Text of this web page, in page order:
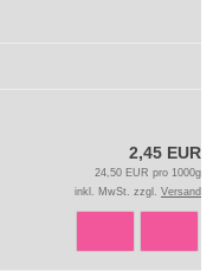
2,45 EUR
24,50 EUR pro 1000g
inkl. MwSt. zzgl. Versand